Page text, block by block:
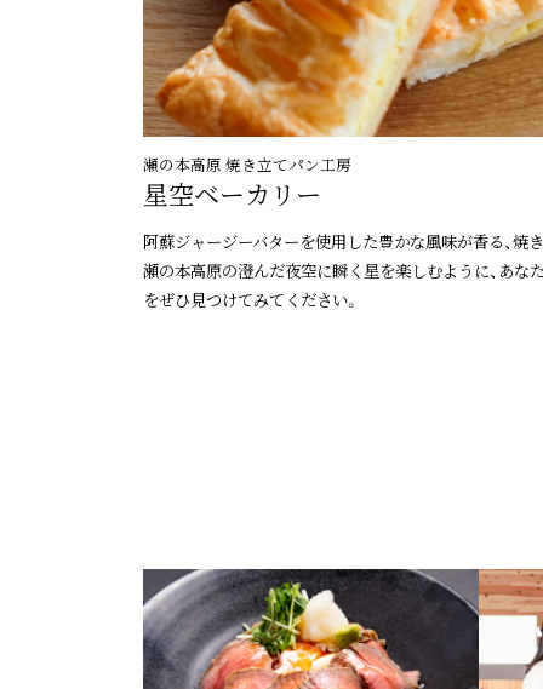
瀬の本高原 焼き立てパン工房
星空ベーカリー
阿蘇ジャージーバターを使用した豊かな風味が香る、焼
瀬の本高原の澄んだ夜空に瞬く星を楽しむように、あな
をぜひ見つけてみてください。